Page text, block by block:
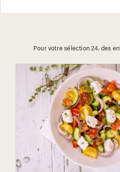
Pour votre sélection 24, des